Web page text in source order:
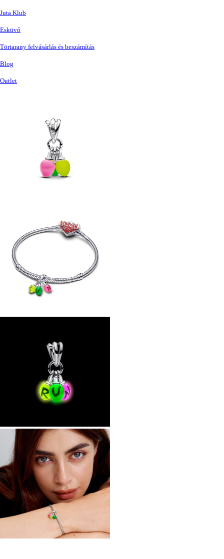
Juta Klub
Esküvő
Törtarany felvásárlás és beszámítás
Blog
Outlet